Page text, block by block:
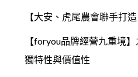
【大安、虎尾農會聯手打
【foryou品牌經營九重境
獨特性與價值性